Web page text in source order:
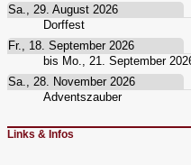
Sa., 29. August 2026
Dorffest
Fr., 18. September 2026
bis Mo., 21. September
Sa., 28. November 2026
Adventszauber
Links & Infos